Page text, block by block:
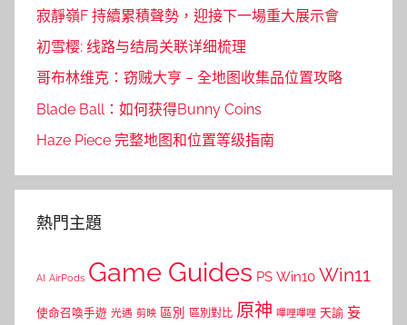
寂靜嶺F 持續累積聲勢，迎接下一場重大展示會
初雪樱: 线路与结局关联详细梳理
哥布林维克：窃贼大亨 – 全地图收集品位置攻略
Blade Ball：如何获得Bunny Coins
Haze Piece 完整地图和位置等级指南
熱門主題
AI AirPods Game Guides PS Win10 Win11
使命召喚手遊 光遇 剪映 區別 區別對比 原神 嗶哩嗶哩 天諭 妄